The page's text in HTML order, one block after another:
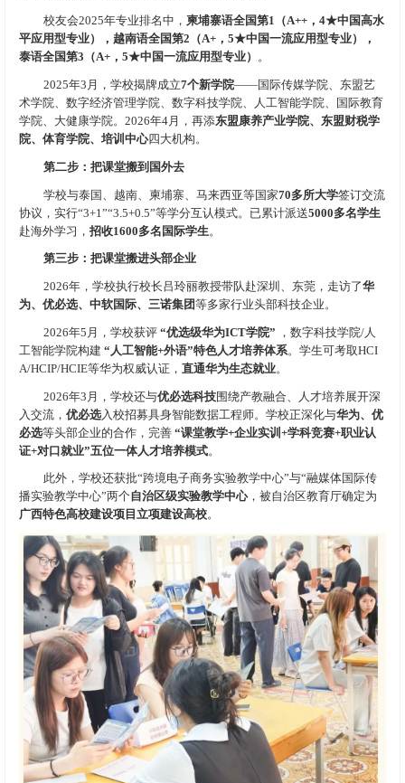
校友会2025年专业排名中， 柬埔寨语全国第1（A++，4★中国高水
平应用型专业），越南语全国第2（A+，5★中国一流应用型专业），
泰语全国第3（A+，5★中国一流应用型专业） 。
2025年3月，学校揭牌成立7个新学院——国际传媒学院、东盟艺
术学院、数字经济管理学院、数字科技学院、人工智能学院、国际教育
学院、大健康学院。2026年4月，再添东盟康养产业学院、东盟财税学
院、体育学院、培训中心四大机构。
第二步：把课堂搬到国外去
学校与泰国、越南、柬埔寨、马来西亚等国家70多所大学签订交流
协议，实行“3+1”“3.5+0.5”等学分互认模式。已累计派送5000多名学生
赴海外学习， 招收1600多名国际学生 。
第三步：把课堂搬进头部企业
2026年，学校执行校长吕玲丽教授带队赴深圳、东莞，走访了华
为、优必选、中软国际、三诺集团等多家行业头部科技企业。
2026年5月，学校获评 “优选级华为ICT学院” ，数字科技学院/人
工智能学院构建 “人工智能+外语”特色人才培养体系。学生可考取HCI
A/HCIP/HCIE等华为权威认证， 直通华为生态就业。
2026年3月，学校还与优必选科技围绕产教融合、人才培养展开深
入交流， 优必选入校招募具身智能数据工程师。学校正深化与华为、优
必选等头部企业的合作，完善 “课堂教学+企业实训+学科竞赛+职业认
证+对口就业”五位一体人才培养模式。
此外，学校还获批“跨境电子商务实验教学中心”与“融媒体国际传
播实验教学中心”两个自治区级实验教学中心，被自治区教育厅确定为
广西特色高校建设项目立项建设高校。